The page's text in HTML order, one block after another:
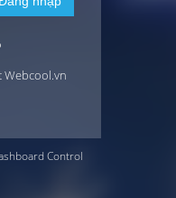
Webcool.vn
Control